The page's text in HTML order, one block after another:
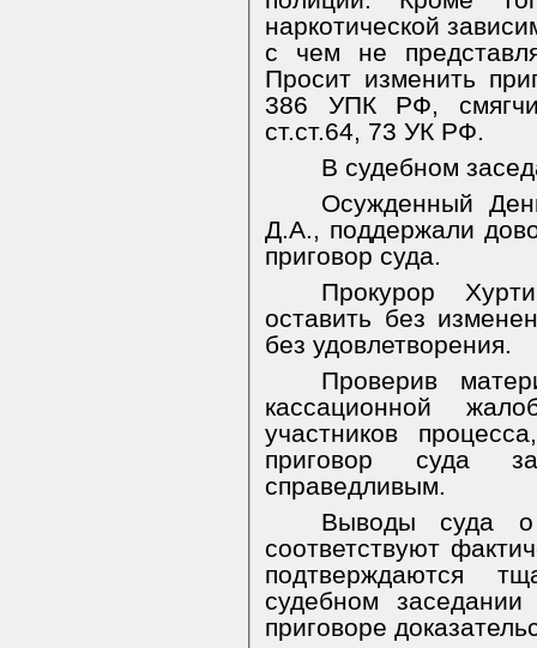
наркотической
с чем не
Просит изменить
386 УПК РФ,
ст.ст.64, 73 УК РФ.
В судебном
Осужденный
Д.А., поддержали
приговор суда.
Прокурор
оставить без
без удовлетворения.
Проверив
кассационной
участников
приговор суда
справедливым.
Выводы суда о
соответствуют
подтверждаются
судебном
приговоре